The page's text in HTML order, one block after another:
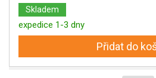
Skladem
expedice 1-3 dny
Přidat do